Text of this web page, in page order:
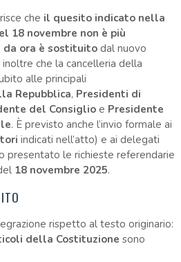
che il quesito indicato nella
18 novembre non è più
da ora è sostituitodal nuovo
inoltre che la cancelleria della
alle principali
Repubblica, Presidenti di
del Consiglioe Presidente
. È previsto anche l’invio formale ai
indicati nell’atto) e ai delegati
presentato le richieste referendarie
18 novembre 2025.
rispetto al testo originario:
della Costituzione sono